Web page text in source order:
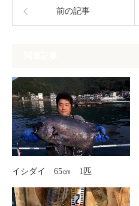
前の記事
イシダイ 65㎝ 1匹